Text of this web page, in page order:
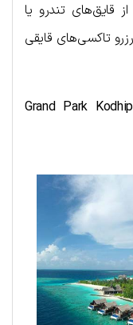
قایق‌های تندرو یا
تاکسی‌های قایقی
Grand Park